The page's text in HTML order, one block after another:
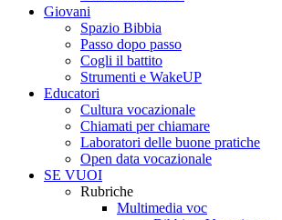
Giovani
Spazio Bibbia
Passo dopo passo
Cogli il battito
Strumenti e WakeUP
Educatori
Cultura vocazionale
Chiamati per chiamare
Laboratori delle buone pratiche
Open data vocazionale
SE VUOI
Rubriche
Multimedia voc